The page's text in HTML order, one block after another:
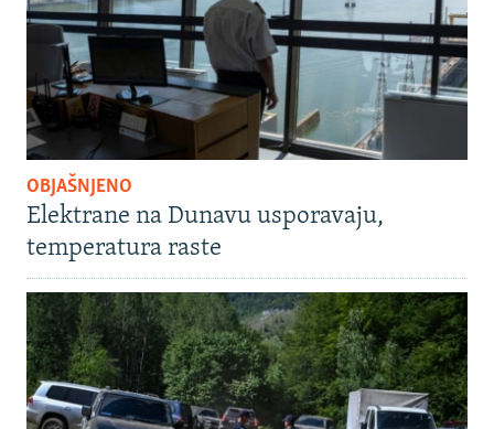
OBJAŠNJENO
Elektrane na Dunavu usporavaju,
temperatura raste